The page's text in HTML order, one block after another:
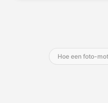
Hoe een foto-